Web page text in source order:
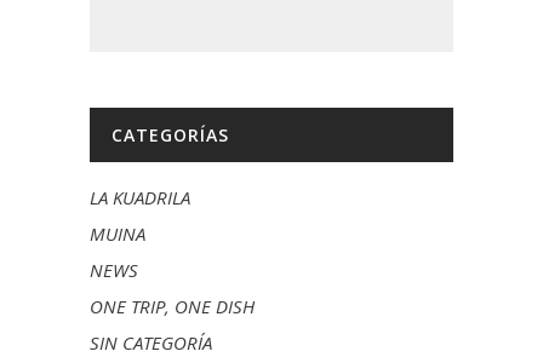
CATEGORÍAS
LA KUADRILA
MUINA
NEWS
ONE TRIP, ONE DISH
SIN CATEGORÍA